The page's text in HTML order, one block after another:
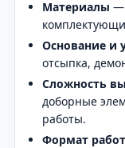
Материалы —
Основание и
отсыпка,
Сложность
доборные
работы.
Формат работ